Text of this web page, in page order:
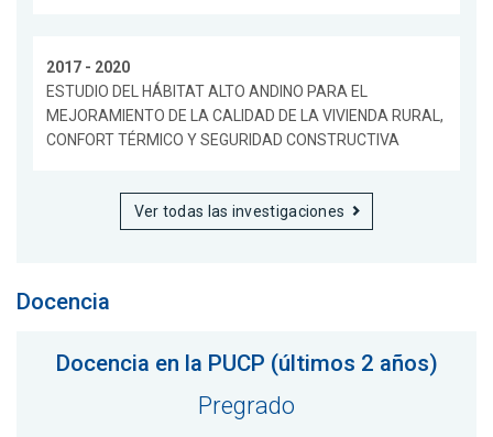
2017 - 2020
ESTUDIO DEL HÁBITAT ALTO ANDINO PARA EL
MEJORAMIENTO DE LA CALIDAD DE LA VIVIENDA RURAL,
CONFORT TÉRMICO Y SEGURIDAD CONSTRUCTIVA
Ver todas las investigaciones
Docencia
Docencia en la PUCP (últimos 2 años)
Pregrado